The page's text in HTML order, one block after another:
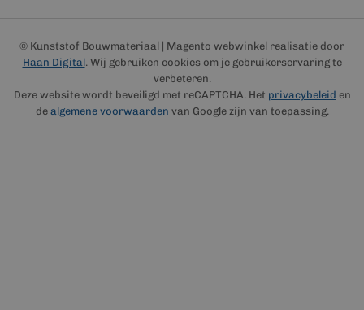
© Kunststof Bouwmateriaal | Magento webwinkel realisatie door
Haan Digital. Wij gebruiken cookies om je gebruikerservaring te
verbeteren.
Deze website wordt beveiligd met reCAPTCHA. Het privacybeleid en
de algemene voorwaarden van Google zijn van toepassing.